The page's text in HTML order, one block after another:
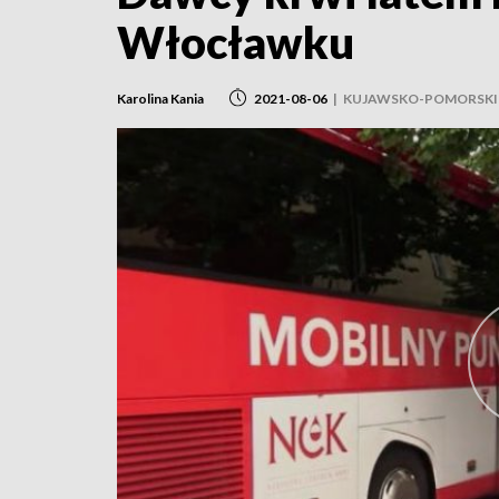
Włocławku
Karolina Kania 2021-08-06 | KUJAWSKO-